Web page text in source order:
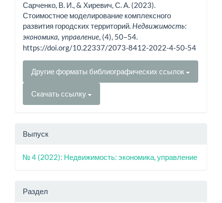
Сарченко, В. И., & Хиревич, С. А. (2023).
Стоимостное моделирование комплексного
развития городских территорий. Недвижимость:
экономика, управление, (4), 50–54.
https://doi.org/10.22337/2073-8412-2022-4-50-54
Другие форматы библиографических ссылок
Скачать ссылку
Выпуск
№ 4 (2022): Недвижимость: экономика, управление
Раздел